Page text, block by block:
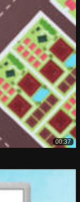
00:37